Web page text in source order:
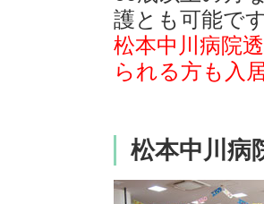
護とも可能で
松本中川病院
られる方も入
松本中川